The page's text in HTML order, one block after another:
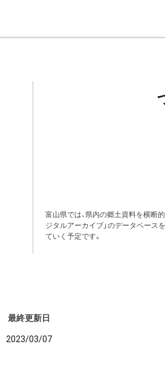
富山県では、県内の郷土資料を横断
ジタルアーカイブ」のデータベース
ていく予定です。
最終更新日
2023/03/07